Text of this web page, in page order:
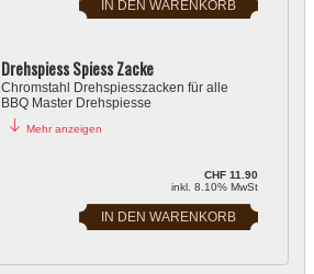
Drehspiess Spiess Zacke
Chromstahl Drehspiesszacken für alle
BBQ Master Drehspiesse
Mehr anzeigen
CHF 11.90
inkl. 8.10% MwSt